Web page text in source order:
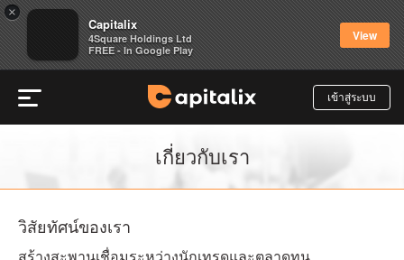
×
Capitalix
4Square Holdings Ltd
FREE - In Google Play
View
เข้าสู่ระบบ
เกี่ยวกับเรา
วิสัยทัศน์ของเรา
สร้างสะพานเชื่อมระหว่างนักเทรดและตลาดทุน